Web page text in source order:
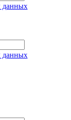
данных
данных